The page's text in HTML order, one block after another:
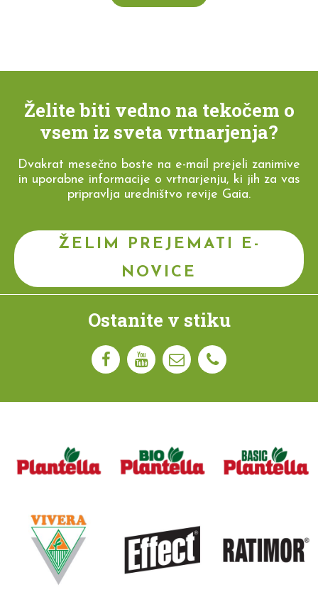
Želite biti vedno na tekočem o
vsem iz sveta vrtnarjenja?
Dvakrat mesečno boste na e-mail prejeli zanimive
in uporabne informacije o vrtnarjenju, ki jih za vas
pripravlja uredništvo revije Gaia.
ŽELIM PREJEMATI E-
NOVICE
Ostanite v stiku